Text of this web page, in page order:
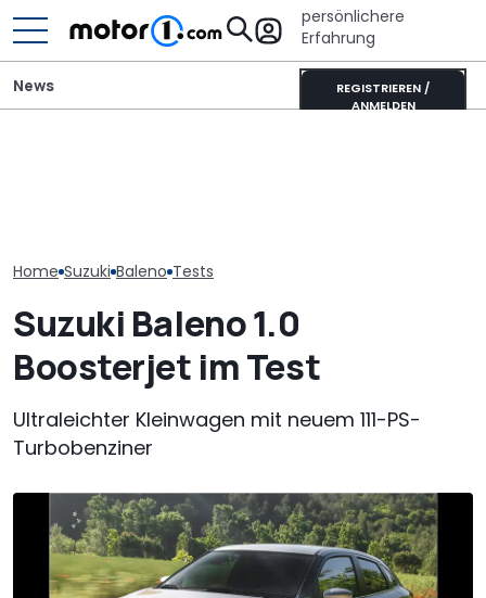
persönlichere
Erfahrung
REGISTRIEREN /
ANMELDEN
News
Home Suzuki Baleno Tests
Suzuki Baleno 1.0
Boosterjet im Test
Ultraleichter Kleinwagen mit neuem 111-PS-
Turbobenziner